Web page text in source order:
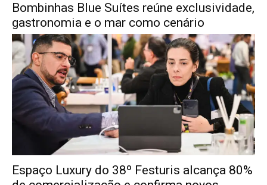
Bombinhas Blue Suítes reúne exclusividade,
gastronomia e o mar como cenário
Espaço Luxury do 38º Festuris alcança 80%